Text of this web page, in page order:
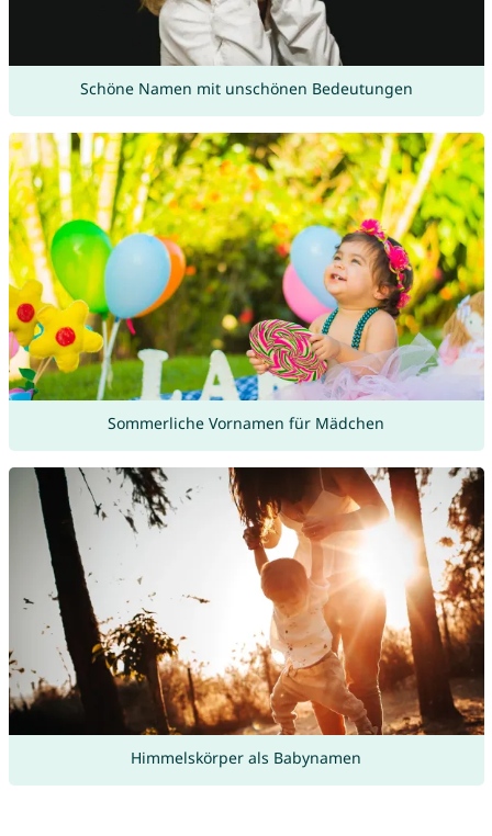
Schöne Namen mit unschönen Bedeutungen
Sommerliche Vornamen für Mädchen
Himmelskörper als Babynamen